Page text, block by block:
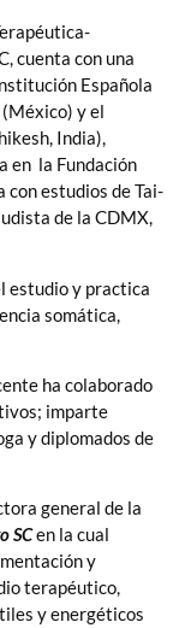
cuenta con una
Española
y el
India),
en la Fundación
con estudios de Tai-
de la CDMX,
estudio y practica
somática,
ha colaborado
imparte
y diplomados de
general de la
SCen la cual
y
terapéutico,
y energéticos